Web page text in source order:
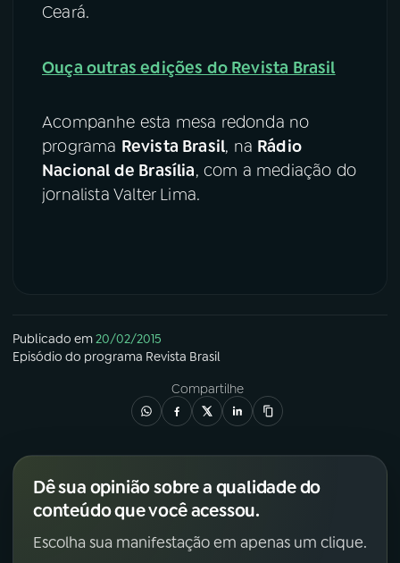
Ceará.
Ouça outras edições do Revista Brasil
Acompanhe esta mesa redonda no
programa Revista Brasil, na Rádio
Nacional de Brasília, com a mediação do
jornalista Valter Lima.
Publicado em20/02/2015
Episódio do programa Revista Brasil
Compartilhe
Dê sua opinião sobre a qualidade do
conteúdo que você acessou.
Escolha sua manifestação em apenas um clique.